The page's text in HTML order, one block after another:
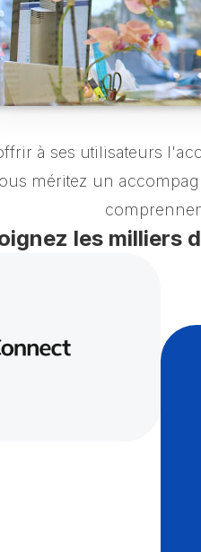
à ses utilisateurs
méritez un
les milliers